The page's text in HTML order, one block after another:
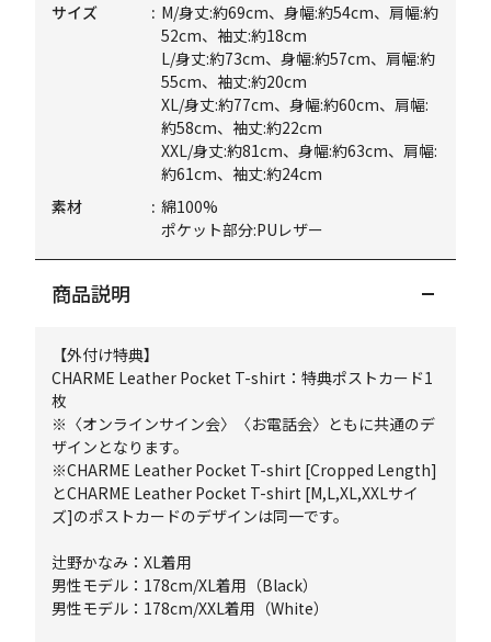
サイズ
M/身丈:約69cm、身幅:約54cm、肩幅:約
52cm、袖丈:約18cm
L/身丈:約73cm、身幅:約57cm、肩幅:約
55cm、袖丈:約20cm
XL/身丈:約77cm、身幅:約60cm、肩幅:
約58cm、袖丈:約22cm
XXL/身丈:約81cm、身幅:約63cm、肩幅:
約61cm、袖丈:約24cm
素材
綿100%
ポケット部分:PUレザー
商品説明
【外付け特典】
CHARME Leather Pocket T-shirt：特典ポストカード1
枚
※〈オンラインサイン会〉〈お電話会〉ともに共通のデ
ザインとなります。
※CHARME Leather Pocket T-shirt [Cropped Length]
とCHARME Leather Pocket T-shirt [M,L,XL,XXLサイ
ズ]のポストカードのデザインは同一です。
辻野かなみ：XL着用
男性モデル：178cm/XL着用（Black）
男性モデル：178cm/XXL着用（White）